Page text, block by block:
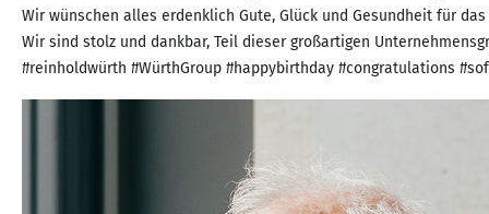
Wir wünschen alles erdenklich Gute, Glück und Gesundheit für
Wir sind stolz und dankbar, Teil dieser großartigen
#reinholdwürth #WürthGroup #happybirthday #congratulations